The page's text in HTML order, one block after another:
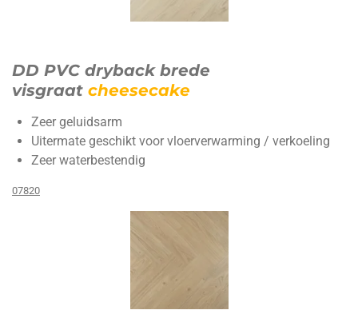
DD PVC dryback brede
visgraat cheesecake
Zeer geluidsarm
Uitermate geschikt voor vloerverwarming / verkoeling
Zeer waterbestendig
07820